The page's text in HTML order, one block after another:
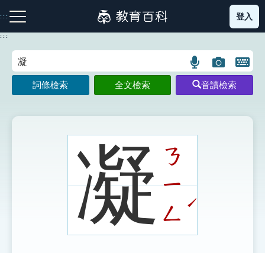
到
主
:::
注音索引圖示 筆畫索引圖示 部首索引表圖示
登入
:::
語
言
搜
示
圖
片
搜
開
鍵
圖
詞條檢索 全文檢索 音讀檢索
凝ㄋ
ㄧ
ㄥ
ˊ